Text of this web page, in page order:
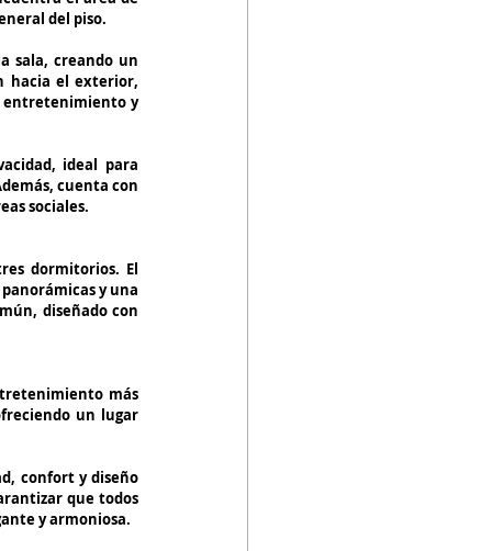
del piso.
sala, creando un
hacia el exterior,
entretenimiento y
ideal para
cuenta con
sociales.
dormitorios. El
y una
diseñado con
más
un lugar
confort y diseño
que todos
y armoniosa.